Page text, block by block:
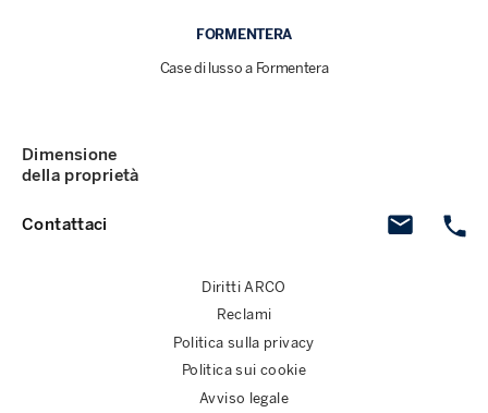
FORMENTERA
Case di lusso a Formentera
Contattaci
Dimensione
della proprietà
Diritti ARCO
Reclami
Politica sulla privacy
Politica sui cookie
Avviso legale